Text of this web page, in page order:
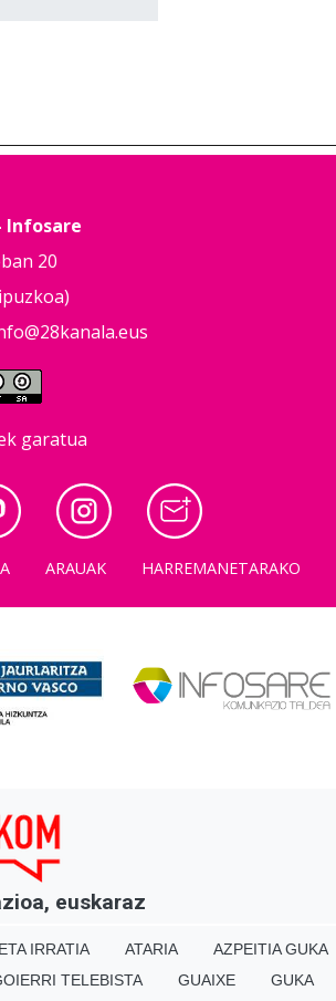
Infosare
20
garatua
ARAUAK HARREMANETARAKO
euskaraz
IRRATIA ATARIA AZPEITIA GUKA
TELEBISTA GUAIXE GUKA